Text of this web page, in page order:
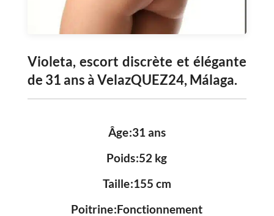
Violeta, escort discrète et élégante
de 31 ans à VelazQUEZ24, Málaga.
Âge 31 ans
Poids 52 kg
Taille 155 cm
Poitrine Fonctionnement